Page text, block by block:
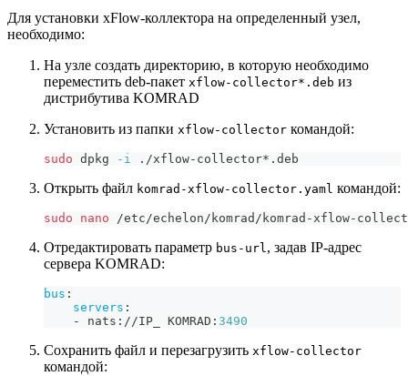
Для установки xFlow-коллектора на определенный узел,
необходимо:
На узле создать директорию, в которую необходимо
переместить deb-пакет xflow-collector*.deb из
дистрибутива KOMRAD
Установить из папки xflow-collector командой:
sudo dpkg -i ./xflow-collector*.deb
Открыть файл komrad-xflow-collector.yaml командой:
sudo nano /etc/echelon/komrad/komrad-xflow-
Отредактировать параметр bus-url, задав IP-адрес
сервера KOMRAD:
bus :
servers :
-
nats : //IP_ KOMRAD : 3490
Сохранить файл и перезагрузить xflow-collector
командой: